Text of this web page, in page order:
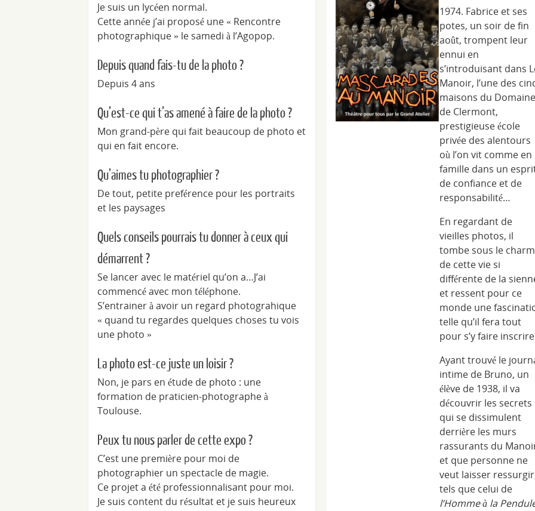
Je suis un lycéen normal.
Cette année j’ai proposé une « Rencontre
photographique » le samedi à l’Agopop.
Depuis quand fais-tu de la photo ?
Depuis 4 ans
Qu’est-ce qui t’as amené à faire de la photo ?
Mon grand-père qui fait beaucoup de photo et
qui en fait encore.
Qu’aimes tu photographier ?
De tout, petite preférence pour les portraits
et les paysages
Quels conseils pourrais tu donner à ceux qui
démarrent ?
Se lancer avec le matériel qu’on a…J’ai
commencé avec mon téléphone.
S’entrainer à avoir un regard photograhique
« quand tu regardes quelques choses tu vois
une photo »
La photo est-ce juste un loisir ?
Non, je pars en étude de photo : une
formation de praticien-photographe à
Toulouse.
Peux tu nous parler de cette expo ?
C’est une première pour moi de
photographier un spectacle de magie.
Ce projet a été professionnalisant pour moi.
Je suis content du résultat et je suis heureux
1974. Fabrice et ses
potes, un soir de fin
août, trompent leur
ennui en
s’introduisant dans
Manoir, l’une des
maisons du Domaine
de Clermont,
prestigieuse école
privée des alentours
où l’on vit comme en
famille dans un
de confiance et de
responsabilité…
En regardant de
vieilles photos, il
tombe sous le
de cette vie si
différente de la
et ressent pour ce
monde une
telle qu’il fera tout
pour s’y faire
Ayant trouvé le
intime de Bruno, un
élève de 1938, il va
découvrir les secrets
qui se dissimulent
derrière les murs
rassurants du
et que personne ne
veut laisser
tels que celui de
l’Homme à la